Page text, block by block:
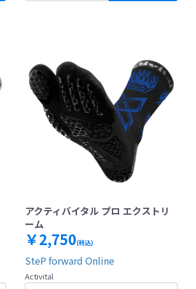
アクティバイタル プロ エクストリ
ーム
￥2,750(税込)
SteP forward Online
Activital